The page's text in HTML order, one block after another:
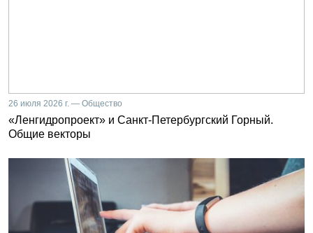
26 июля 2026 г. — Общество
«Ленгидропроект» и Санкт-Петербургский Горный.
Общие векторы